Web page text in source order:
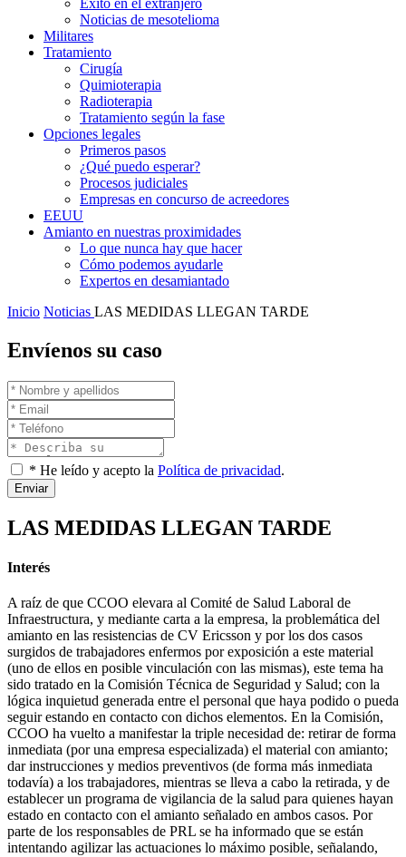
Éxito en el extranjero
Noticias de mesotelioma
Militares
Tratamiento
Cirugía
Quimioterapia
Radioterapia
Tratamiento según la fase
Opciones legales
Primeros pasos
¿Qué puedo esperar?
Procesos judiciales
Empresas en concurso de acreedores
EEUU
Amianto en nuestras proximidades
Lo que nunca hay que hacer
Cómo podemos ayudarle
Expertos en desamiantado
Inicio Noticias LAS MEDIDAS LLEGAN TARDE
Envíenos su caso
* He leído y acepto la Política de privacidad.
Enviar
LAS MEDIDAS LLEGAN TARDE
Interés
A raíz de que CCOO elevara al Comité de Salud Laboral de
Infraestructura, y mediante carta a la empresa, la problemática del
amianto en las resistencias de CV Ericsson y por los dos casos
surgidos de trabajadores enfermos por exposición a este material
(uno de ellos en posible vinculación con las mismas), este tema ha
sido tratado en la Comisión Técnica de Seguridad y Salud; con la
lógica inquietud generada entre el personal que haya podido o pueda
seguir estando en contacto con dichos elementos. En la Comisión,
CCOO ha vuelto a manifestar la triple necesidad de: retirar de forma
inmediata (por una empresa especializada) el material con amianto;
dar instrucciones y medios preventivos (de forma más inmediata
todavía) a los trabajadores, mientras se lleva a cabo la retirada, y de
establecer un programa de vigilancia de la salud para quienes hayan
estado en contacto con el amianto señalado en ambos casos. Por
parte de los responsables de PRL se ha informado que se están
intentando agilizar las actuaciones lo máximo posible, señalando,